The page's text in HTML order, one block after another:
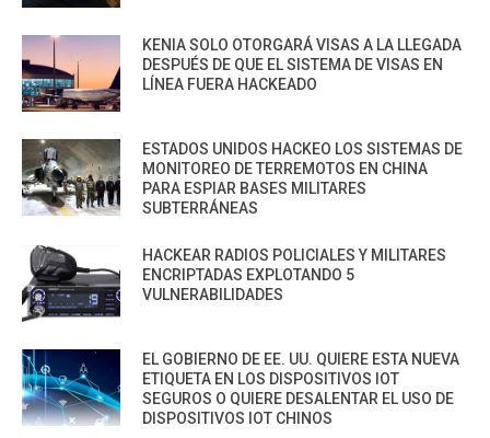
KENIA SOLO OTORGARÁ VISAS A LA LLEGADA
DESPUÉS DE QUE EL SISTEMA DE VISAS EN
LÍNEA FUERA HACKEADO
ESTADOS UNIDOS HACKEO LOS SISTEMAS DE
MONITOREO DE TERREMOTOS EN CHINA
PARA ESPIAR BASES MILITARES
SUBTERRÁNEAS
HACKEAR RADIOS POLICIALES Y MILITARES
ENCRIPTADAS EXPLOTANDO 5
VULNERABILIDADES
EL GOBIERNO DE EE. UU. QUIERE ESTA NUEVA
ETIQUETA EN LOS DISPOSITIVOS IOT
SEGUROS O QUIERE DESALENTAR EL USO DE
DISPOSITIVOS IOT CHINOS